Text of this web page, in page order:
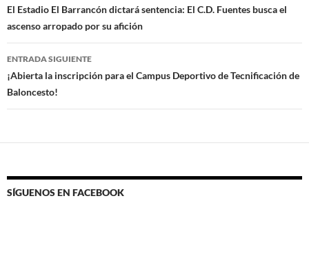
de
entradas
El Estadio El Barrancón dictará sentencia: El C.D. Fuentes busca el
ascenso arropado por su afición
ENTRADA SIGUIENTE
¡Abierta la inscripción para el Campus Deportivo de Tecnificación de
Baloncesto!
SÍGUENOS EN FACEBOOK